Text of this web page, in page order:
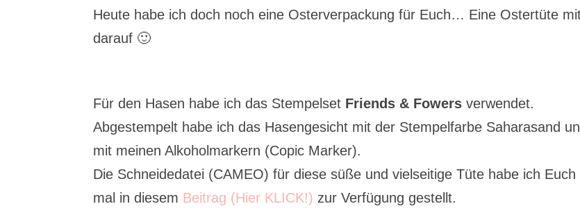
Heute habe ich doch noch eine Osterverpackung für Euch… Eine Ostertüte
darauf 🙂
Für den Hasen habe ich das Stempelset Friends & Fowers verwendet.
Abgestempelt habe ich das Hasengesicht mit der Stempelfarbe Saharasand
mit meinen Alkoholmarkern (Copic Marker).
Die Schneidedatei (CAMEO) für diese süße und vielseitige Tüte habe ich Euch
mal in diesem Beitrag (Hier KLICK!) zur Verfügung gestellt.